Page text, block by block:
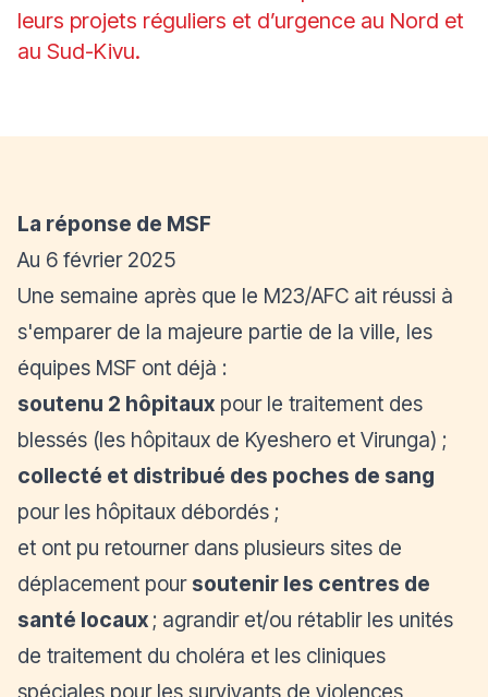
leurs projets réguliers et d’urgence au Nord et
au Sud-Kivu.
La réponse de MSF
Au 6 février 2025
Une semaine après que le M23/AFC ait réussi à
s'emparer de la majeure partie de la ville, les
équipes MSF ont déjà :
soutenu 2 hôpitaux pour le traitement des
blessés (les hôpitaux de Kyeshero et Virunga) ;
collecté et distribué des poches de sang
pour les hôpitaux débordés ;
et ont pu retourner dans plusieurs sites de
déplacement pour soutenir les centres de
santé locaux ; agrandir et/ou rétablir les unités
de traitement du choléra et les cliniques
spéciales pour les survivants de violences